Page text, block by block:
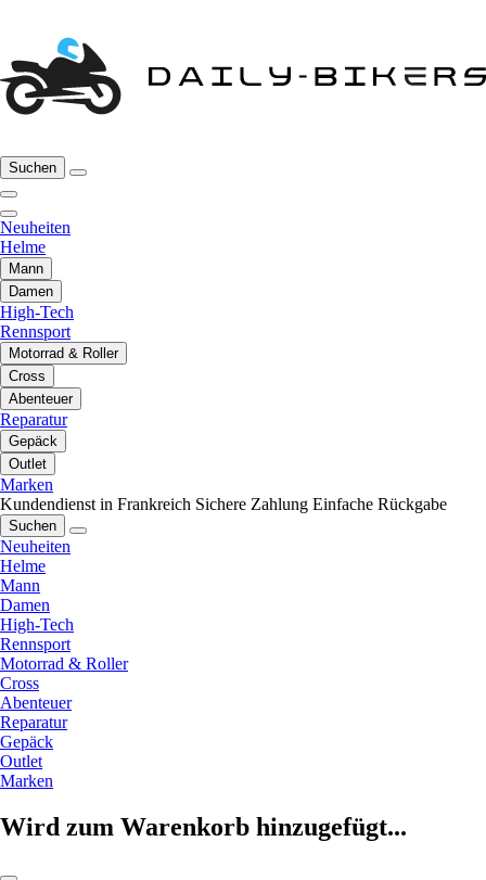
Suchen
Neuheiten
Helme
Mann
Damen
High-Tech
Rennsport
Motorrad & Roller
Cross
Abenteuer
Reparatur
Gepäck
Outlet
Marken
Kundendienst in Frankreich Sichere Zahlung Einfache Rückgabe
Suchen
Neuheiten
Helme
Mann
Damen
High-Tech
Rennsport
Motorrad & Roller
Cross
Abenteuer
Reparatur
Gepäck
Outlet
Marken
Wird zum Warenkorb hinzugefügt...